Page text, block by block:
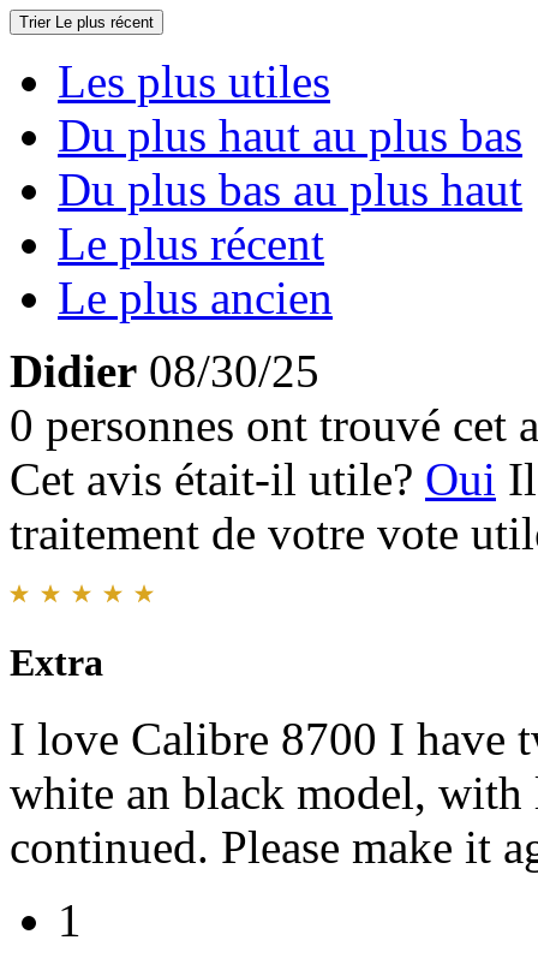
Trier Le plus récent
Les plus utiles
Du plus haut au plus bas
Du plus bas au plus haut
Le plus récent
Le plus ancien
Didier 08/30/25
0 personnes ont trouvé cet
Cet avis était-il utile? Oui
traitement de votre vote
Extra
I love Calibre 8700 I have
white an black model, with
continued. Please make it
1